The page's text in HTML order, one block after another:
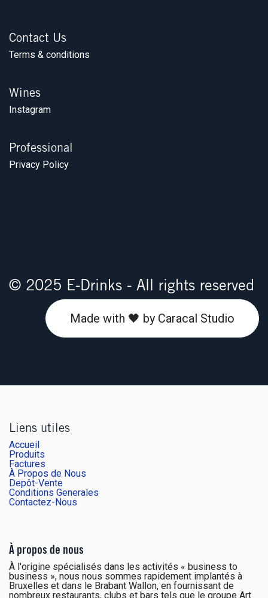
Contact Us
Terms & conditions
Wines
Instagram
Professional
Privacy Policy
© 2025 E-Drinks - All rights reserved
Made with 🖤 by Caracal Studio
Liens utiles
Accueil
Produits
Factures
À Propos de Nous
Depôt-Vente
Conditions Generales
Contactez-Nous
À propos de nous
À l'origine spécialisés dans les activités « business to
business », nous nous sommes rapidement implantés à
Bruxelles et dans le Brabant Wallon, en fournissant de
nombreux restaurants, clubs et bars tels que le groupe Art